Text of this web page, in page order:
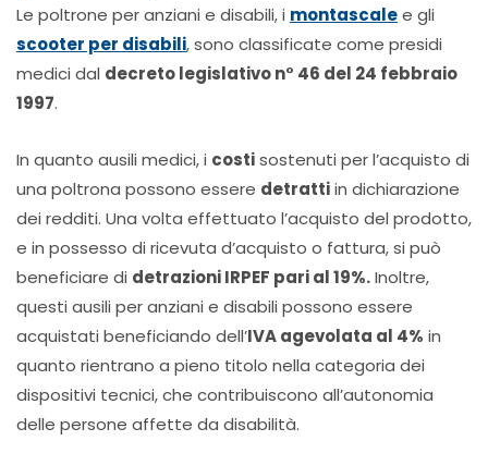
Le poltrone per anziani e disabili, i montascalee gli
scooter per disabili, sono classificate come presidi
medici dal decreto legislativo n° 46 del 24 febbraio
1997.
In quanto ausili medici, i costisostenuti per l’acquisto di
una poltrona possono essere detrattiin dichiarazione
dei redditi. Una volta effettuato l’acquisto del prodotto,
e in possesso di ricevuta d’acquisto o fattura, si può
beneficiare di detrazioni IRPEF pari al 19%.Inoltre,
questi ausili per anziani e disabili possono essere
acquistati beneficiando dell’IVA agevolata al 4% in
quanto rientrano a pieno titolo nella categoria dei
dispositivi tecnici, che contribuiscono all’autonomia
delle persone affette da disabilità.